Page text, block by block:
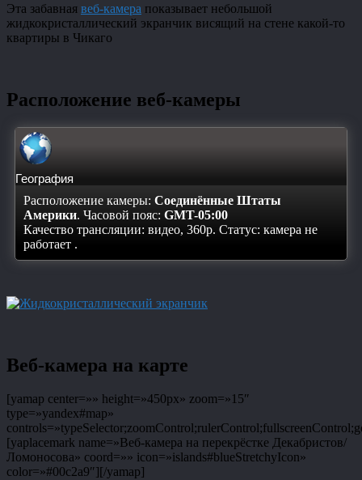
Эта забавная веб-камера показывает небольшой
жидкокристаллический экранчик висящий на стене какой-то
квартиры в Чикаго
Расположение веб-камеры
География
Расположение камеры: Соединённые Штаты
Америки. Часовой пояс: GMT-05:00
Качество трансляции: видео, 360p. Статус: камера не
работает .
Веб-камера на карте
[yamap center=»» height=»450px» zoom=»15″
type=»yandex#map»
[yaplacemark name=»Веб-камера на перекрёстке Декабристов/
Ломоносова» coord=»» icon=»islands#blueStretchyIcon»
color=»#00c2a9″][/yamap]